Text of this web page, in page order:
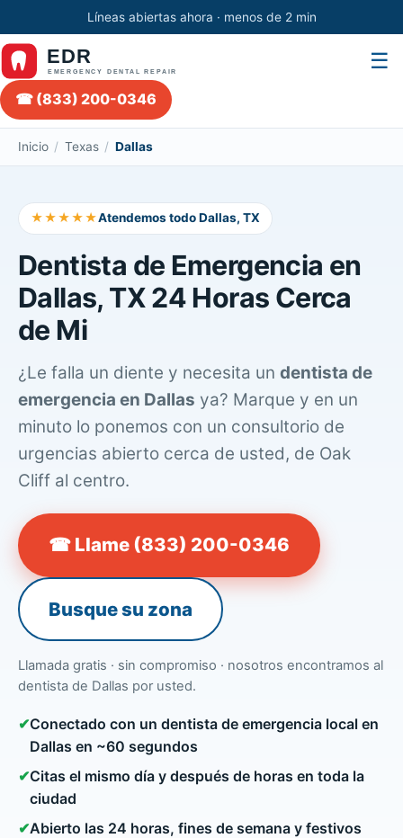
Líneas abiertas ahora · menos de 2 min
☰
☎ (833) 200-0346
Inicio / Texas / Dallas
★★★★★Atendemos todo Dallas, TX
Dentista de Emergencia en
Dallas, TX 24 Horas Cerca
de Mi
¿Le falla un diente y necesita un dentista de
emergencia en Dallas ya? Marque y en un
minuto lo ponemos con un consultorio de
urgencias abierto cerca de usted, de Oak
Cliff al centro.
☎ Llame (833) 200-0346
Busque su zona
Llamada gratis · sin compromiso · nosotros encontramos al
dentista de Dallas por usted.
✔Conectado con un dentista de emergencia local en
Dallas en ~60 segundos
✔Citas el mismo día y después de horas en toda la
ciudad
✔Abierto las 24 horas, fines de semana y festivos